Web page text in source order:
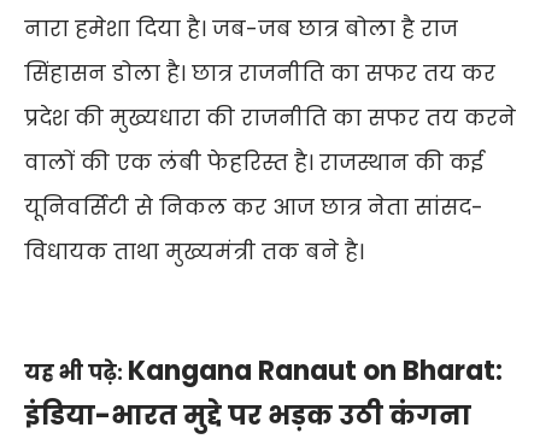
नारा हमेशा दिया है। जब-जब छात्र बोला है राज
सिंहासन डोला है। छात्र राजनीति का सफर तय कर
प्रदेश की मुख्यधारा की राजनीति का सफर तय करने
वालों की एक लंबी फेहरिस्त है। राजस्थान की कई
यूनिवर्सिटी से निकल कर आज छात्र नेता सांसद-
विधायक ताथा मुख्यमंत्री तक बने है।
यह भी पढ़े: Kangana Ranaut on Bharat:
इंडिया-भारत मुद्दे पर भड़क उठी कंगना